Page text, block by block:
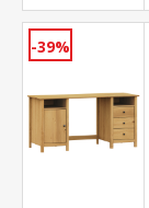
-39%